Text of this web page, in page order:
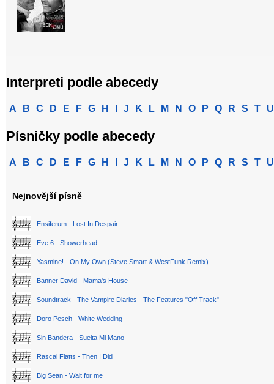
Interpreti podle abecedy
A B C D E F G H J K L M N O P Q R S T U
Písničky podle abecedy
A B C D E F G H J K L M N O P Q R S T U
Nejnovější písně
Ensiferum - Lost In Despair
Eve 6 - Showerhead
Yasmine! - On My Own (Steve Smart & WestFunk Remix)
Banner David - Mama's House
Soundtrack - The Vampire Diaries - The Features "Off Track"
Doro Pesch - White Wedding
Sin Bandera - Suelta Mi Mano
Rascal Flatts - Then I Did
Big Sean - Wait for me